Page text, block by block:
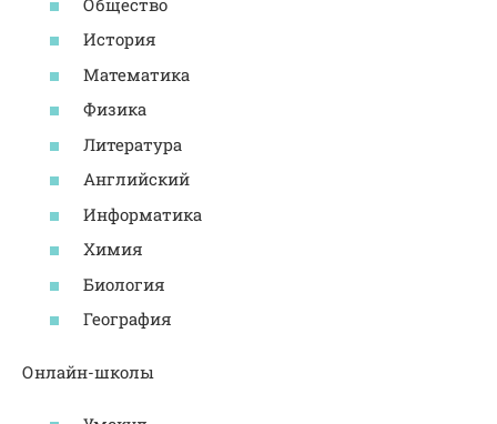
История
Математика
Физика
Литература
Английский
Информатика
Химия
Биология
География
Онлайн-школы